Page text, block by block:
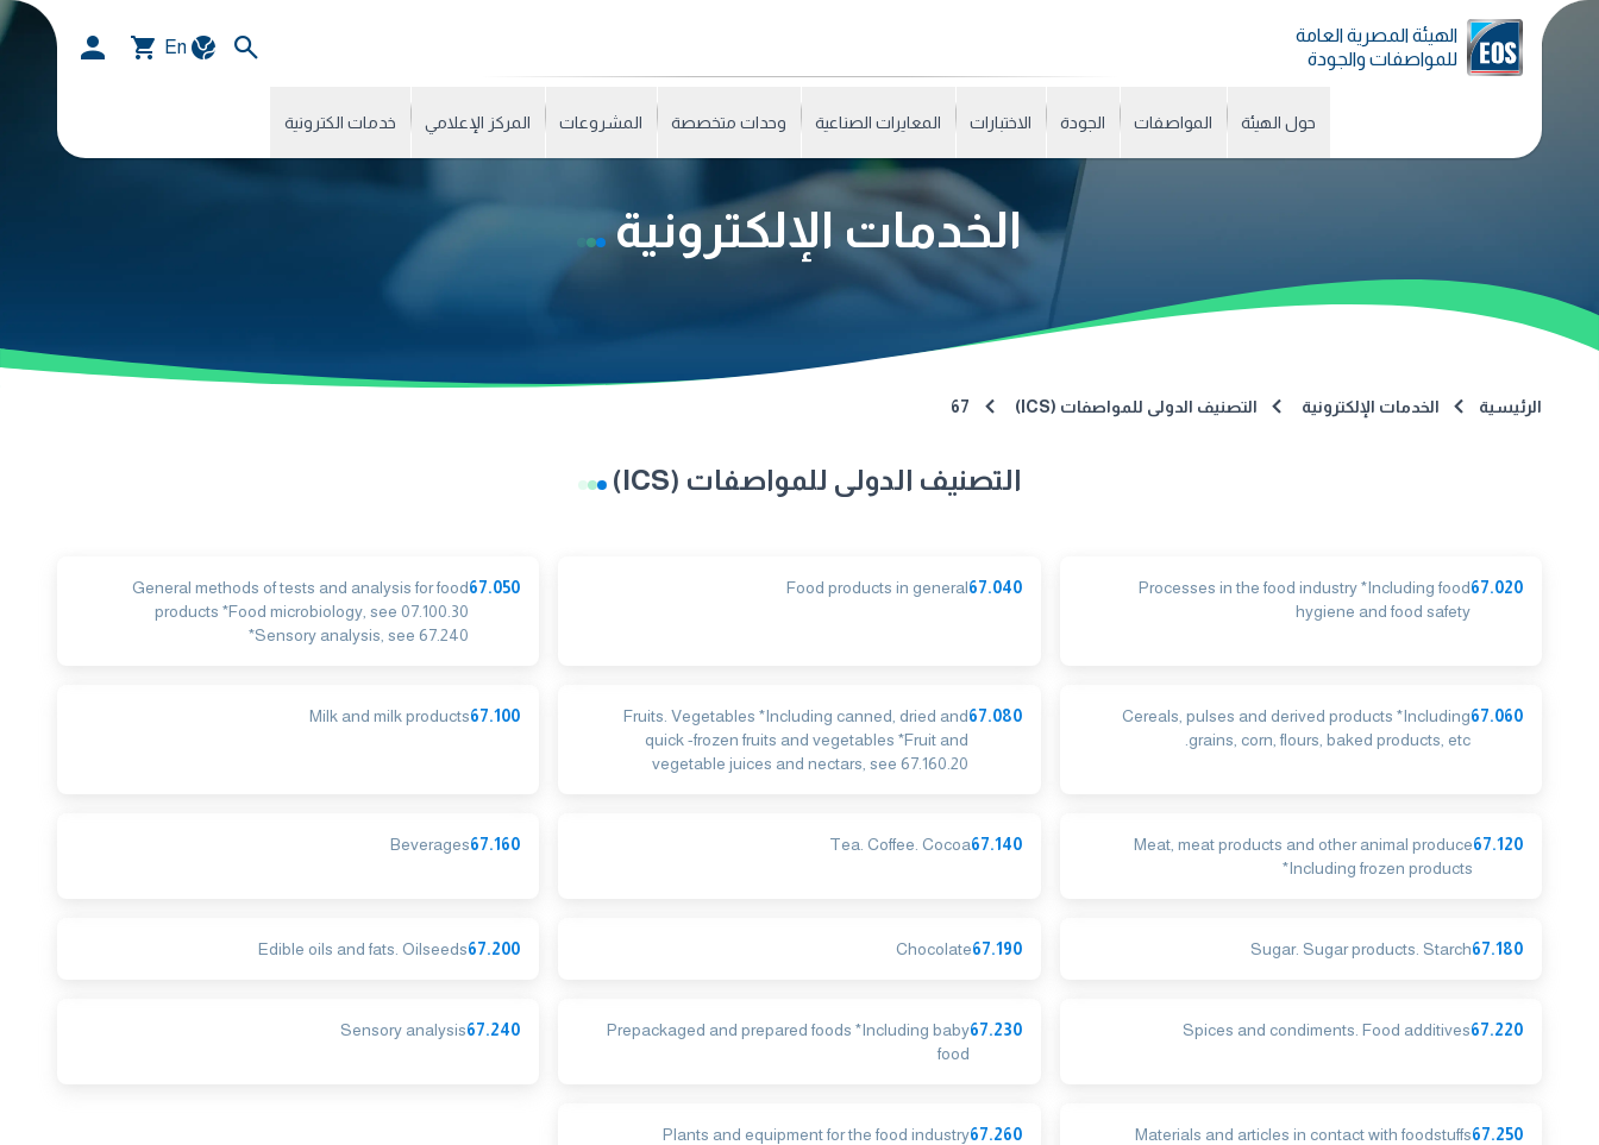
الهيئة المصرية العامة
للمواصفات والجودة
En
حول الهيئة المواصفات الجودة الاختبارات المعايرات الصناعية وحدات متخصصة المشروعات المركز الإعلامي خدمات الكترونية
الخدمات الإلكترونية
الرئيسية الخدمات الإلكترونية التصنيف الدولى للمواصفات (ICS) 67
التصنيف الدولى للمواصفات (ICS)
67.020
Processes in the food industry *Including food
hygiene and food safety
67.040
Food products in general
67.050
General methods of tests and analysis for food
products *Food microbiology, see 07.100.30
*Sensory analysis, see 67.240
67.060
Cereals, pulses and derived products *Including
grains, corn, flours, baked products, etc.
67.080
Fruits. Vegetables *Including canned, dried and
quick -frozen fruits and vegetables *Fruit and
vegetable juices and nectars, see 67.160.20
67.100
Milk and milk products
67.120
Meat, meat products and other animal produce
*Including frozen products
67.140
Tea. Coffee. Cocoa
67.160
Beverages
67.180
Sugar. Sugar products. Starch
67.190
Chocolate
67.200
Edible oils and fats. Oilseeds
67.220
Spices and condiments. Food additives
67.230
Prepackaged and prepared foods *Including baby
food
67.240
Sensory analysis
67.250
Materials and articles in contact with foodstuffs
67.260
Plants and equipment for the food industry